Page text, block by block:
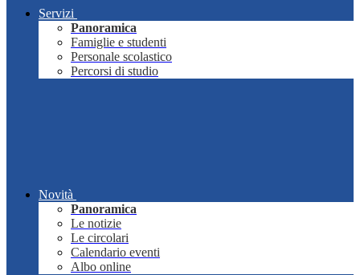
Servizi
Panoramica
Famiglie e studenti
Personale scolastico
Percorsi di studio
Novità
Panoramica
Le notizie
Le circolari
Calendario eventi
Albo online